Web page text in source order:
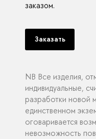
заказом.
Заказать
NB Все изделия,
индивидуальные,
разработки новой
единственном
оговаривается
невозможность